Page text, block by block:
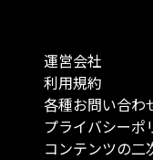
運営会社
利用規約
各種お問い合わ
プライバシーポ
コンテンツの二